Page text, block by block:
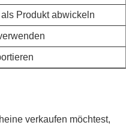
Produkt abwickeln
verkaufen möchtest,